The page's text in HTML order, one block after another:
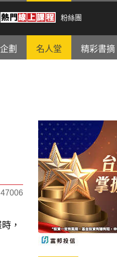
粉絲團
劃 名人堂 精彩書摘
，